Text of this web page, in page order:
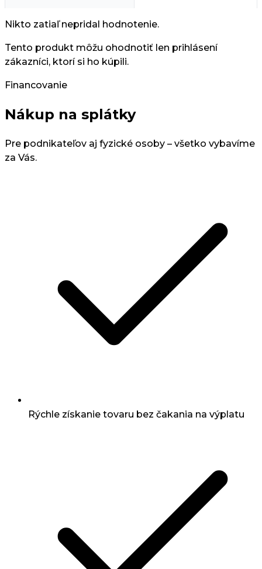
Nikto zatiaľ nepridal hodnotenie.
Tento produkt môžu ohodnotiť len prihlásení
zákazníci, ktorí si ho kúpili.
Financovanie
Nákup na splátky
Pre podnikateľov aj fyzické osoby – všetko vybavíme
za Vás.
Rýchle získanie tovaru bez čakania na výplatu